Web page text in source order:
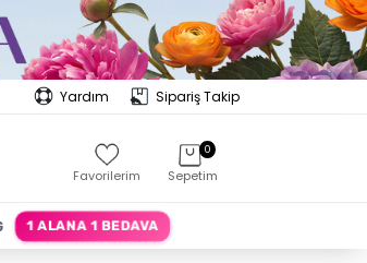
Yardım Sipariş Takip
Sepetim
0
Favorilerim
1 ALANA 1 BEDAVA